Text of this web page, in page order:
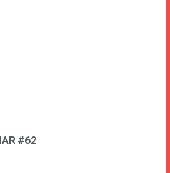
#62